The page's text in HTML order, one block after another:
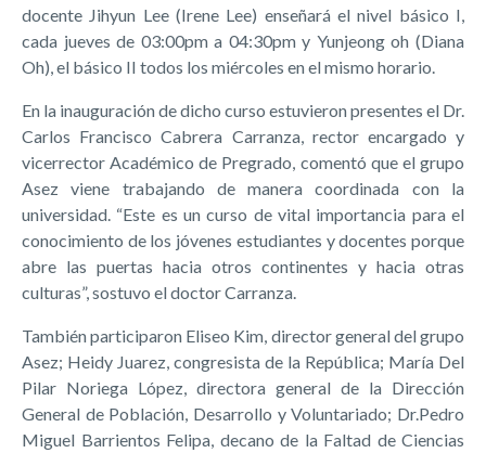
docente Jihyun Lee (Irene Lee) enseñará el nivel básico I,
cada jueves de 03:00pm a 04:30pm y Yunjeong oh (Diana
Oh), el básico II todos los miércoles en el mismo horario.
En la inauguración de dicho curso estuvieron presentes el Dr.
Carlos Francisco Cabrera Carranza, rector encargado y
vicerrector Académico de Pregrado, comentó que el grupo
Asez viene trabajando de manera coordinada con la
universidad. “Este es un curso de vital importancia para el
conocimiento de los jóvenes estudiantes y docentes porque
abre las puertas hacia otros continentes y hacia otras
culturas”, sostuvo el doctor Carranza.
También participaron Eliseo Kim, director general del grupo
Asez; Heidy Juarez, congresista de la República; María Del
Pilar Noriega López, directora general de la Dirección
General de Población, Desarrollo y Voluntariado; Dr.Pedro
Miguel Barrientos Felipa, decano de la Faltad de Ciencias